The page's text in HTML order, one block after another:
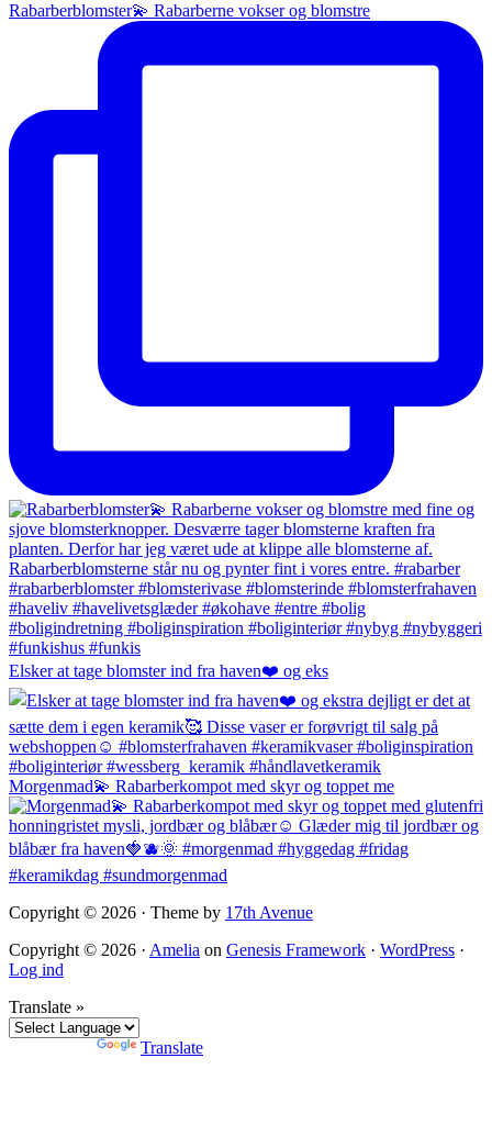
Rabarberblomster💫 Rabarberne vokser og blomstre
Elsker at tage blomster ind fra haven❤️ og eks
Morgenmad💫 Rabarberkompot med skyr og toppet me
Copyright © 2026 · Theme by 17th Avenue
Copyright © 2026 · Amelia on Genesis Framework · WordPress ·
Log ind
Translate »
Translate